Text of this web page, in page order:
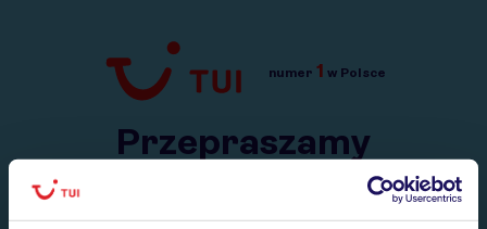
Przejdź do TUI.pl
numer 1 w Polsce
Przepraszamy
Wysłaliśmy nasz serwis na krótkie wakacje.